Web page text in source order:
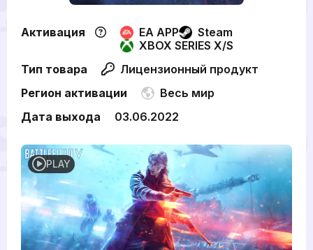
Активация EA APP
Steam
XBOX SERIES X/S
Тип товара
Лицензионный продукт
Регион активации
Весь мир
Дата выхода
03.06.2022
PLAY